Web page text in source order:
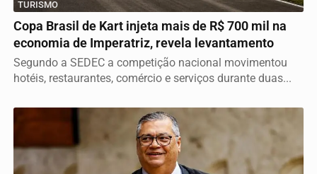
TURISMO
Copa Brasil de Kart injeta mais de R$ 700 mil na
economia de Imperatriz, revela levantamento
Segundo a SEDEC a competição nacional movimentou
hotéis, restaurantes, comércio e serviços durante duas...